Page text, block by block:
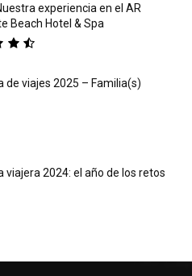
experiencia en el AR
Beach Hotel & Spa
de viajes 2025 – Familia(s)
viajera 2024: el año de los retos